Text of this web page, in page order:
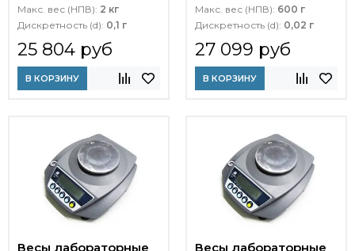
Макс. вес (НПВ): 2 кг
Дискретность (d): 0,1 г
25 804 руб
В КОРЗИНУ
Макс. вес (НПВ): 600 г
Дискретность (d): 0,02 г
27 099 руб
В КОРЗИНУ
Весы лабораторные
Весы лабораторные